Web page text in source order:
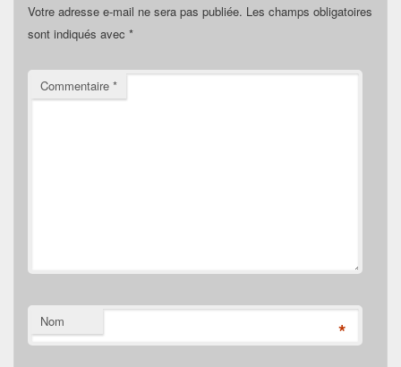
Votre adresse e-mail ne sera pas publiée. Les champs obligatoires
sont indiqués avec *
Commentaire *
Nom *